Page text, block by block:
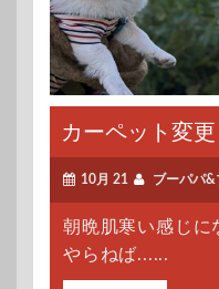
カーペット変更
10月 21 ブーパパ&
朝晩肌寒い感じに
やらねば......